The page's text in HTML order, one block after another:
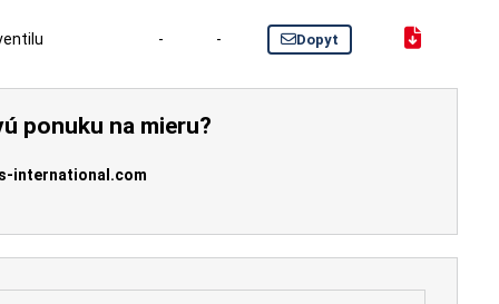
- - Dopyt
ponuku na mieru?
international.com